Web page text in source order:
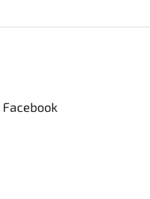
Facebook